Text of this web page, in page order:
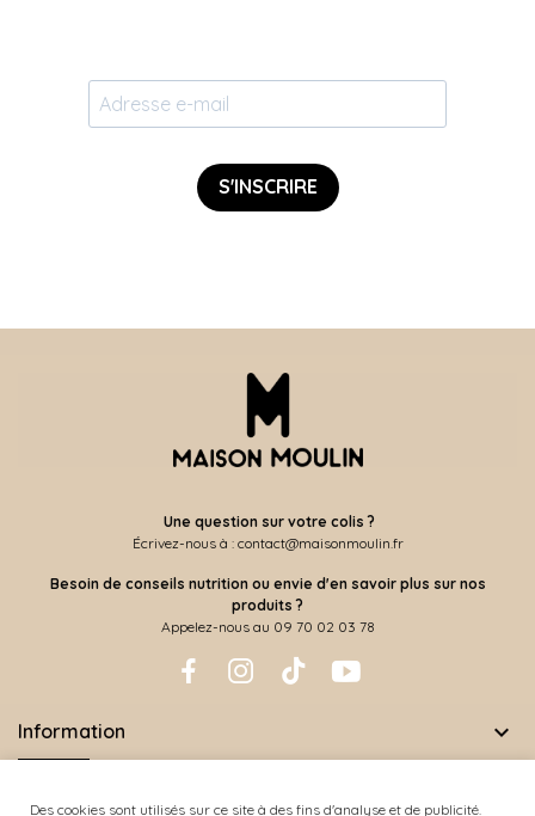
Des cookies sont utilisés sur ce site à des fins d'analyse et de publicité.
S'INSCRIRE
Une question sur votre colis ?
Écrivez-nous à : contact@maisonmoulin.fr
Besoin de conseils nutrition ou envie d'en savoir plus sur nos
produits ?
Appelez-nous au 09 70 02 03 78
Information 